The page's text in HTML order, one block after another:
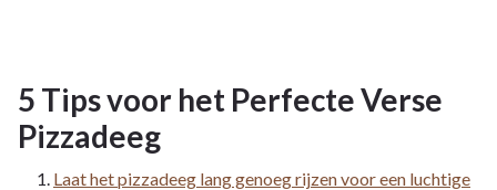
5 Tips voor het Perfecte Verse
Pizzadeeg
Laat het pizzadeeg lang genoeg rijzen voor een luchtige